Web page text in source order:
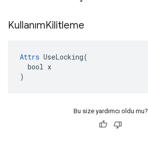
KullanımKilitleme
Attrs UseLocking(
  bool x
)
Bu size yardımcı oldu mu?